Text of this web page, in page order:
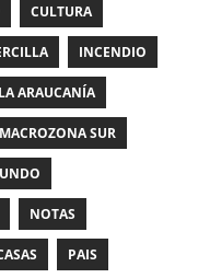
CULTURA
INCENDIO
LA ARAUCANÍA
MACROZONA SUR
NOTAS
PAIS